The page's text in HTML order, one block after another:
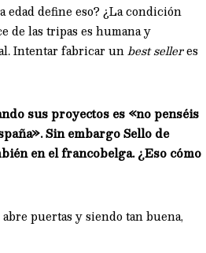
define eso? ¿La condición
de las tripas es humana y
Intentar fabricar unbest selleres
sus proyectos es «no penséis
Sin embargo Sello de
en el francobelga. ¿Eso cómo
puertas y siendo tan buena,